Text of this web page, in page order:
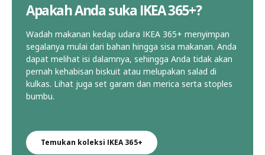
Apakah Anda suka IKEA 365+?
Wadah makanan kedap udara IKEA 365+ menyimpan
segalanya mulai dari bahan hingga sisa makanan. Anda
dapat melihat isi dalamnya, sehingga Anda tidak akan
pernah kehabisan biskuit atau melupakan salad di
kulkas. Lihat juga set garam dan merica serta stoples
bumbu.
Temukan koleksi IKEA 365+